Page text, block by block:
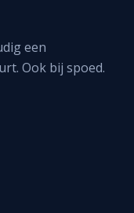
een
Ook bij spoed.